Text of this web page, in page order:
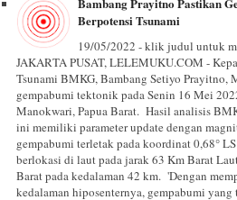
Berpotensi Tsunami
19/05/2022 - klik judul untuk
JAKARTA PUSAT, LELEMUKU.COM -
Tsunami BMKG, Bambang Setiyo Prayitno,
gempabumi tektonik pada Senin 16 Mei
Manokwari, Papua Barat. Hasil analisis
ini memiliki parameter update dengan
gempabumi terletak pada koordinat 0,68°
berlokasi di laut pada jarak 63 Km Barat
Barat pada kedalaman 42 km. 'Dengan
kedalaman hiposenternya, gempabumi